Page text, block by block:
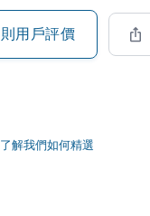
則用戶評價
了解我們如何精選